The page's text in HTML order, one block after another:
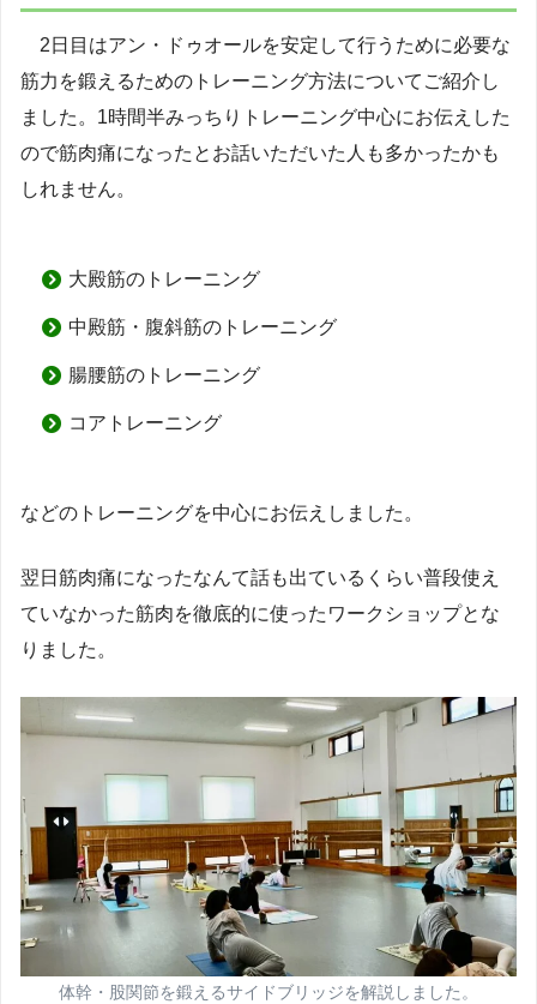
2日目はアン・ドゥオールを安定して行うために必要な
筋力を鍛えるためのトレーニング方法についてご紹介し
ました。1時間半みっちりトレーニング中心にお伝えした
ので筋肉痛になったとお話いただいた人も多かったかも
しれません。
大殿筋のトレーニング
中殿筋・腹斜筋のトレーニング
腸腰筋のトレーニング
コアトレーニング
などのトレーニングを中心にお伝えしました。
翌日筋肉痛になったなんて話も出ているくらい普段使え
ていなかった筋肉を徹底的に使ったワークショップとな
りました。
体幹・股関節を鍛えるサイドブリッジを解説しました。